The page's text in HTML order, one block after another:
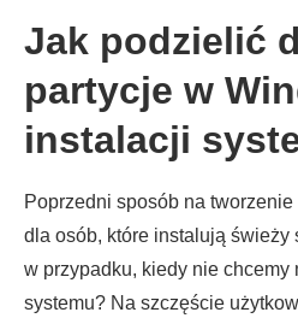
Jak podzielić
partycje w
instalacji
Poprzedni sposób na
dla osób, które instalują świeży
w przypadku, kiedy nie chcemy
systemu? Na szczęście